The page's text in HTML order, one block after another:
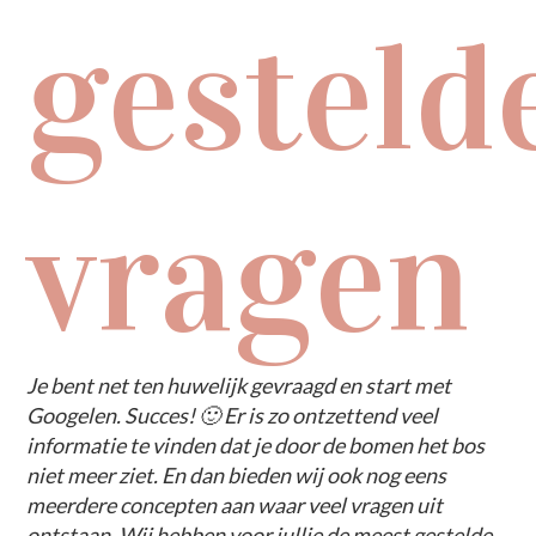
vragen
Je bent net ten huwelijk gevraagd en start met
Googelen. Succes! 🙂 Er is zo ontzettend veel
informatie te vinden dat je door de bomen het bos
niet meer ziet. En dan bieden wij ook nog eens
meerdere concepten aan waar veel vragen uit